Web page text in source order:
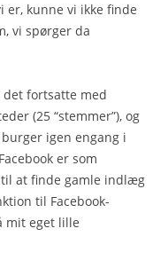
er, kunne vi ikke finde
vi spørger da
fortsatte med
(25 “stemmer”), og
igen engang i
er som
til at finde gamle indlæg
til Facebook-
mit eget lille